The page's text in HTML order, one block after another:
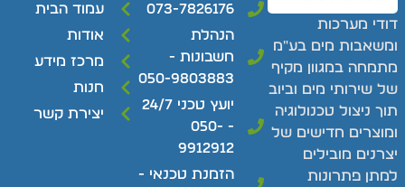
מערכות
מים בע"מ
במגוון מקיף
שירותי מים וביוב
ניצול טכנולוגיה
חדישים של
מובילים
פתרונות
073-7826176
הנהלת
חשבונות -
050-9803883
יועץ טכני 24/7
- 050-
9912912
הזמנת טכנאי -
עמוד הבית
אודות
מרכז מידע
חנות
יצירת קשר